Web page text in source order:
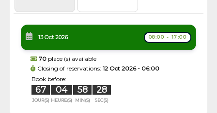
13 Oct 2026 08:00 - 17:00
70 place (s) available
Closing of reservations: 12 Oct 2026 - 06:00
Book before:
67 04 58 27
JOUR(S) HEURE(S) MIN(S) SEC(S)